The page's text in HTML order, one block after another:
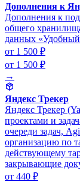
Дополнения к
Дополнения к
общего
данных «Удобный
от 1 500 ₽
от 1 500 ₽
→
Яндекс Трекер
Яндекс Трекер
проектами и
очереди задач,
организацию по
действующему
закрывающие
от 440 ₽